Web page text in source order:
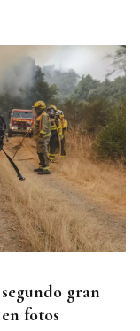
al Congreso
Casa Blanca
gran
fotos